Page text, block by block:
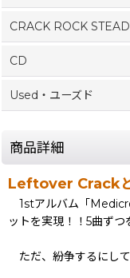
CRACK ROCK
CD
Used・ユーズド
商品詳細
Leftover Crackと
1stアルバム「
ットを実現！！5曲ず
ただ、紛争するにし